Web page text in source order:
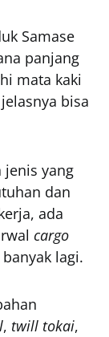
Samase
panjang
mata kaki
bisa
jenis yang
dan
ada
cargo
lagi.
, twill tokai,